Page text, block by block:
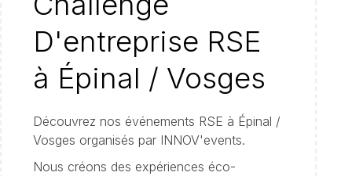
D'entreprise RSE
à Épinal / Vosges
Découvrez nos événements RSE à Épinal /
Vosges organisés par INNOV'events.
Nous créons des expériences éco-